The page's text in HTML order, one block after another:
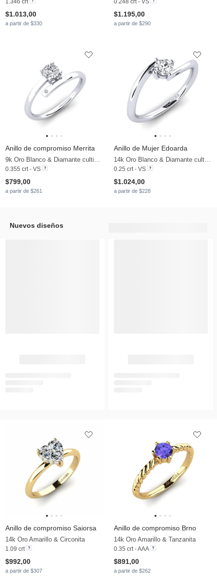
1.346 crt
$1.013,00
a partir de $330
0.248 crt - VS
$1.195,00
a partir de $290
Anillo de compromiso Merrita
0.355 crt - VS
$799,00
a partir de $261
Anillo de Mujer Edoarda
0.25 crt - VS
$1.024,00
a partir de $228
Nuevos diseños
Anillo de compromiso Saiorsa
14k Oro Amarillo & Circonita
1.09 crt
$992,00
a partir de $307
Anillo de compromiso Brno
14k Oro Amarillo & Tanzanita
0.35 crt - AAA
$891,00
a partir de $262